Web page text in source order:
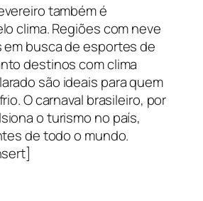
também é
clima. Regiões com neve
busca de esportes de
destinos com clima
são ideais para quem
O carnaval brasileiro, por
o turismo no país,
de todo o mundo.